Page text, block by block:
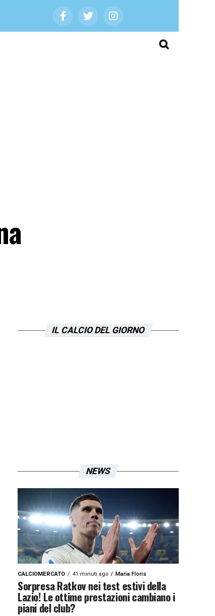
IL CALCIO DEL GIORNO
NEWS
CALCIOMERCATO 41 minuti ago Maria Floris
Sorpresa Ratkov nei test estivi della
Lazio! Le ottime prestazioni cambiano i
piani del club?